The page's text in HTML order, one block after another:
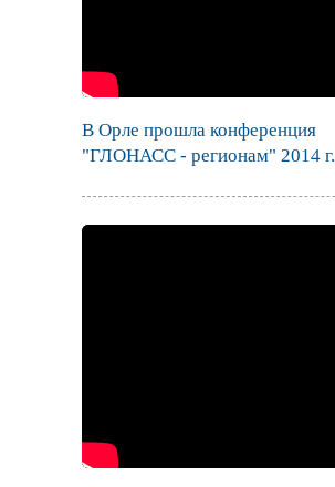
В Орле прошла конференция
"ГЛОНАСС - регионам" 2014 г.